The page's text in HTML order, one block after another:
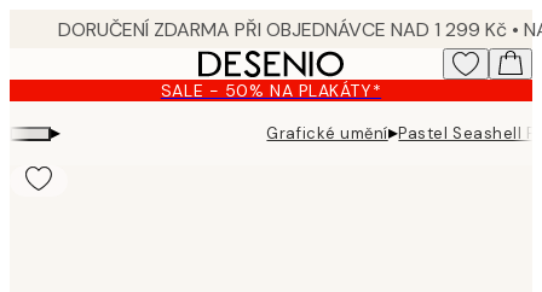
content.
SALE - 50% NA PLAKÁTY*
▸ Grafické umění▸Pastel Seashell